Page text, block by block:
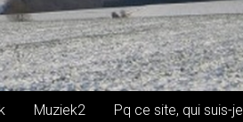
Muziek2 Pq ce site, qui suis-je